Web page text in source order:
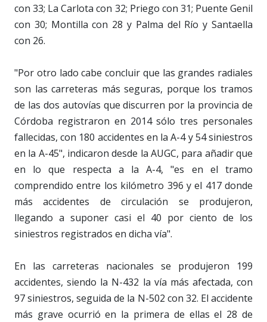
con 33; La Carlota con 32; Priego con 31; Puente Genil
con 30; Montilla con 28 y Palma del Río y Santaella
con 26.
"Por otro lado cabe concluir que las grandes radiales
son las carreteras más seguras, porque los tramos
de las dos autovías que discurren por la provincia de
Córdoba registraron en 2014 sólo tres personales
fallecidas, con 180 accidentes en la A-4 y 54 siniestros
en la A-45", indicaron desde la AUGC, para añadir que
en lo que respecta a la A-4, "es en el tramo
comprendido entre los kilómetro 396 y el 417 donde
más accidentes de circulación se produjeron,
llegando a suponer casi el 40 por ciento de los
siniestros registrados en dicha vía".
En las carreteras nacionales se produjeron 199
accidentes, siendo la N-432 la vía más afectada, con
97 siniestros, seguida de la N-502 con 32. El accidente
más grave ocurrió en la primera de ellas el 28 de